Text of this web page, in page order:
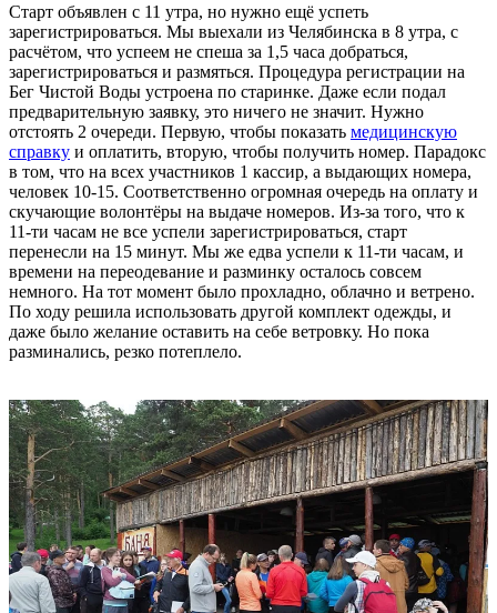
Старт объявлен с 11 утра, но нужно ещё успеть
зарегистрироваться. Мы выехали из Челябинска в 8 утра, с
расчётом, что успеем не спеша за 1,5 часа добраться,
зарегистрироваться и размяться. Процедура регистрации на
Бег Чистой Воды устроена по старинке. Даже если подал
предварительную заявку, это ничего не значит. Нужно
отстоять 2 очереди. Первую, чтобы показать медицинскую
справку и оплатить, вторую, чтобы получить номер. Парадокс
в том, что на всех участников 1 кассир, а выдающих номера,
человек 10-15. Соответственно огромная очередь на оплату и
скучающие волонтёры на выдаче номеров. Из-за того, что к
11-ти часам не все успели зарегистрироваться, старт
перенесли на 15 минут. Мы же едва успели к 11-ти часам, и
времени на переодевание и разминку осталось совсем
немного. На тот момент было прохладно, облачно и ветрено.
По ходу решила использовать другой комплект одежды, и
даже было желание оставить на себе ветровку. Но пока
разминались, резко потеплело.